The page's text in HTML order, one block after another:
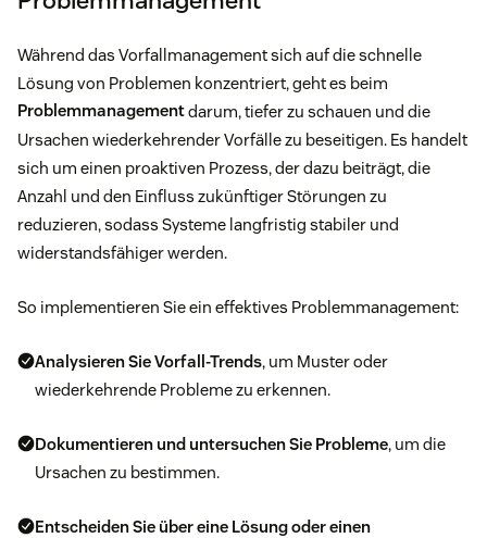
Während das Vorfallmanagement sich auf die schnelle
Lösung von Problemen konzentriert, geht es beim
Problemmanagementdarum, tiefer zu schauen und die
Ursachen wiederkehrender Vorfälle zu beseitigen. Es handelt
sich um einen proaktiven Prozess, der dazu beiträgt, die
Anzahl und den Einfluss zukünftiger Störungen zu
reduzieren, sodass Systeme langfristig stabiler und
widerstandsfähiger werden.
So implementieren Sie ein effektives Problemmanagement:
Analysieren Sie Vorfall-Trends, um Muster oder
wiederkehrende Probleme zu erkennen.
Dokumentieren und untersuchen Sie Probleme, um die
Ursachen zu bestimmen.
Entscheiden Sie über eine Lösung oder einen